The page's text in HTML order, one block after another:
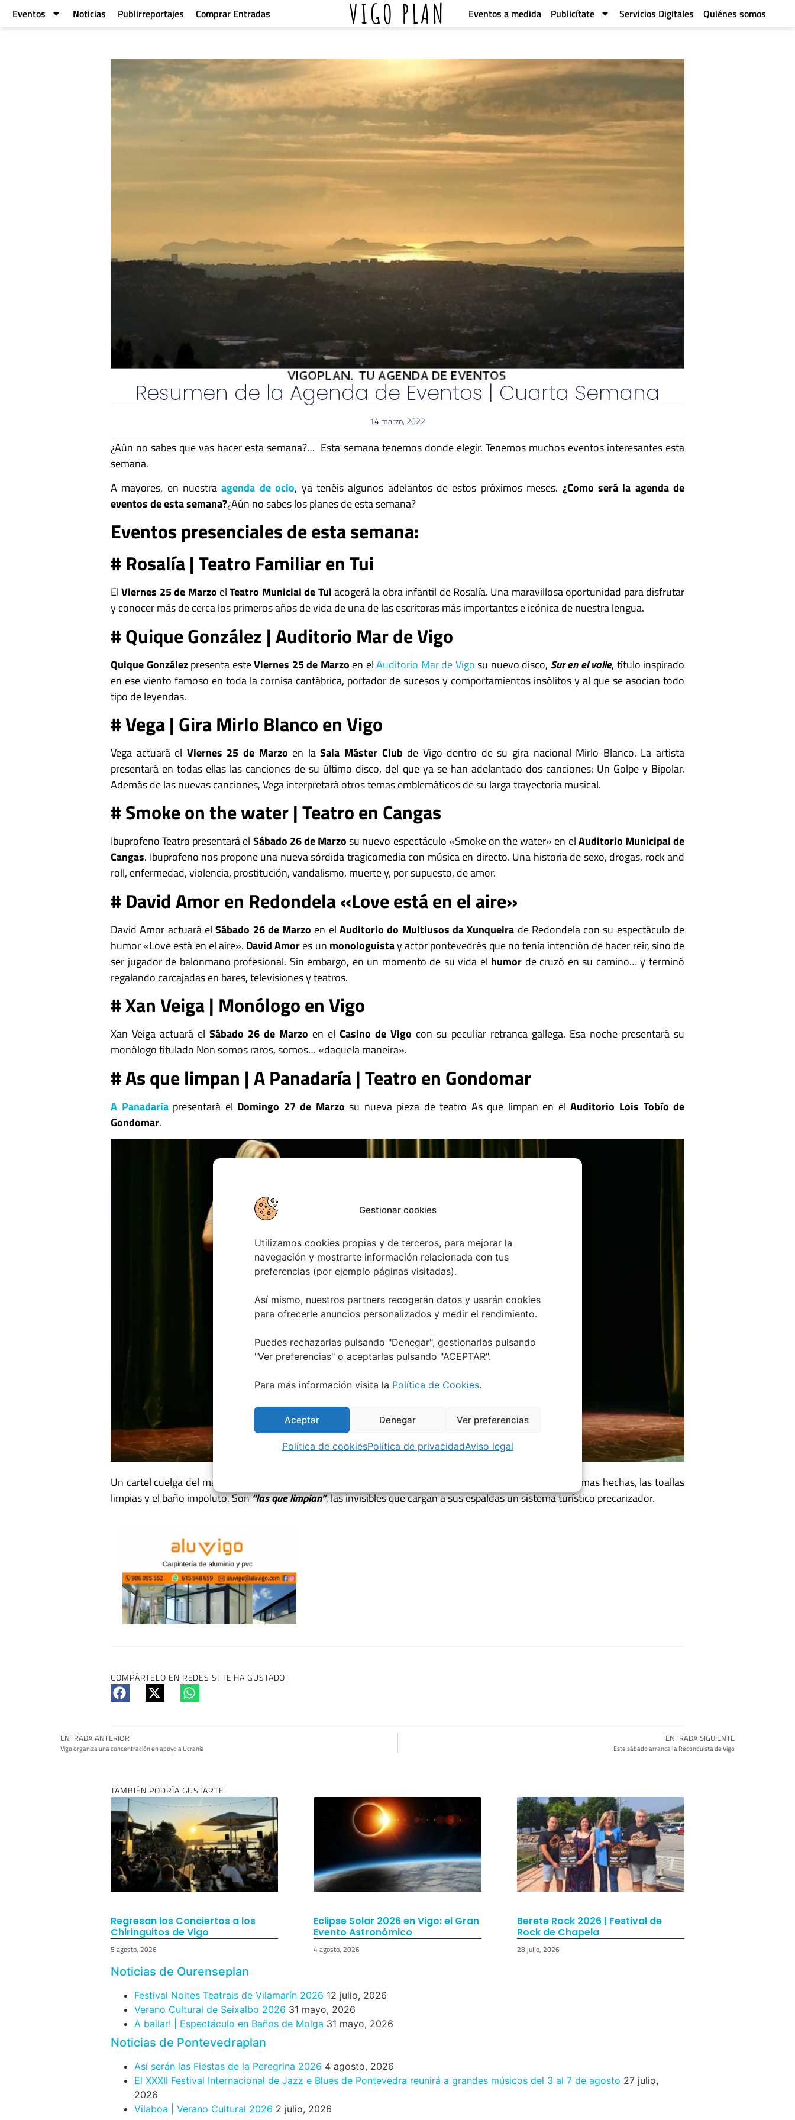
Gestionar cookies
Utilizamos cookies propias y de terceros, para mejorar la
navegación y mostrarte información relacionada con tus
preferencias (por ejemplo páginas visitadas).
Así mismo, nuestros partners recogerán datos y usarán cookies
para ofrecerle anuncios personalizados y medir el rendimiento.
Puedes rechazarlas pulsando "Denegar", gestionarlas pulsando
"Ver preferencias" o aceptarlas pulsando "ACEPTAR".
Para más información visita la Política de Cookies.
Aceptar Denegar Ver preferencias
Política de cookiesPolítica de privacidadAviso legal
Eventos Noticias Publirreportajes Comprar Entradas VIGO PLAN Eventos a medida Publicítate Servicios Digitales Quiénes somos
Resumen de la Agenda de Eventos | Cuarta Semana
14 marzo, 2022
¿Aún no sabes que vas hacer esta semana?… Esta semana tenemos donde elegir. Tenemos muchos eventos interesantes esta
semana.
A mayores, en nuestraagenda de ocio, ya tenéis algunos adelantos de estos próximos meses. ¿Como será la agenda de
eventos de esta semana?¿Aún no sabes los planes de esta semana?
Eventos presenciales de esta semana:
# Rosalía | Teatro Familiar en Tui
ElViernes 25 de Marzo elTeatro Municial de Tuiacogerá la obra infantil de Rosalía. Una maravillosa oportunidad para disfrutar
y conocer más de cerca los primeros años de vida de una de las escritoras más importantes e icónica de nuestra lengua.
# Quique González | Auditorio Mar de Vigo
Quique Gonzálezpresenta esteViernes 25 de Marzo en elAuditorio Mar de Vigosu nuevo disco, Sur en el valle, título inspirado
en ese viento famoso en toda la cornisa cantábrica, portador de sucesos y comportamientos insólitos y al que se asocian todo
tipo de leyendas.
# Vega | Gira Mirlo Blanco en Vigo
Vega actuará el Viernes 25 de Marzo en laSala Máster Clubde Vigo dentro de su gira nacional Mirlo Blanco. La artista
presentará en todas ellas las canciones de su último disco, del que ya se han adelantado dos canciones: Un Golpe y Bipolar.
Además de las nuevas canciones, Vega interpretará otros temas emblemáticos de su larga trayectoria musical.
# Smoke on the water | Teatro en Cangas
Ibuprofeno Teatro presentará el Sábado 26 de Marzosu nuevo espectáculo «Smoke on the water» en elAuditorio Municipal de
Cangas. Ibuprofeno nos propone una nueva sórdida tragicomedia con música en directo. Una historia de sexo, drogas, rock and
roll, enfermedad, violencia, prostitución, vandalismo, muerte y, por supuesto, de amor.
# David Amor en Redondela «Love está en el aire»
David Amor actuará elSábado 26 de Marzo en elAuditorio do Multiusos da Xunqueira de Redondela con su espectáculo de
humor «Love está en el aire». David Amores un monologuistay actor pontevedrés que no tenía intención de hacer reír, sino de
ser jugador de balonmano profesional. Sin embargo, en un momento de su vida el humor de cruzó en su camino… y terminó
regalando carcajadas en bares, televisiones y teatros.
# Xan Veiga | Monólogo en Vigo
Xan Veiga actuará el Sábado 26 de Marzo en el Casino de Vigo con su peculiar retranca gallega. Esa noche presentará su
monólogo titulado Non somos raros, somos… «daquela maneira».
# As que limpan | A Panadaría | Teatro en Gondomar
A Panadaríapresentará el Domingo 27 de Marzo su nueva pieza de teatro As que limpan en elAuditorio Lois Tobío de
Gondomar.
Un cartel cuelga del manubrio de la habitación.
. Al regreso de la playa, las camas hechas, las toallas
limpias y el baño impoluto. Son“las que limpian”, las invisibles que cargan a sus espaldas un sistema turístico precarizador.
COMPÁRTELO EN REDES SI TE HA GUSTADO:
ENTRADA ANTERIOR
Vigo organiza una concentración en apoyo a Ucrania
ENTRADA SIGUIENTE
Este sábado arranca la Reconquista de Vigo
TAMBIÉN PODRÍA GUSTARTE:
Regresan los Conciertos a los
Chiringuitos de Vigo
5 agosto, 2026
Eclipse Solar 2026 en Vigo: el Gran
Evento Astronómico
4 agosto, 2026
Berete Rock 2026 | Festival de
Rock de Chapela
28 julio, 2026
Noticias de Ourenseplan
Festival Noites Teatrais de Vilamarín 2026 12 julio, 2026
Verano Cultural de Seixalbo 2026 31 mayo, 2026
A bailar! | Espectáculo en Baños de Molga 31 mayo, 2026
Noticias de Pontevedraplan
Así serán las Fiestas de la Peregrina 2026 4 agosto, 2026
El XXXII Festival Internacional de Jazz e Blues de Pontevedra reunirá a grandes músicos del 3 al 7 de agosto 27 julio,
2026
Vilaboa | Verano Cultural 2026 2 julio, 2026